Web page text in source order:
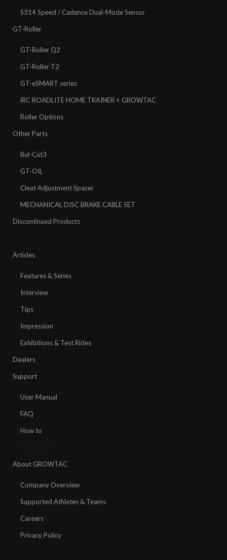
S314 Speed / Cadence Dual-Mode Sensor
GT-Roller
GT-Roller Q2
GT-Roller T2
GT-eSMART series
iRC ROADLITE HOME TRAINER × GROWTAC
Roller Options
Other Parts
Bul-Cut3
GT-OIL
Cleat Adjustment Spacer
MECHANICAL DISC BRAKE CABLE SET
Discontinued Products
Articles
Features & Series
Interview
Tips
Impression
Exhibitions & Test Rides
Dealers
Support
User Manual
FAQ
How to
About GROWTAC
Company Overview
Supported Athletes & Teams
Careers
Privacy Policy